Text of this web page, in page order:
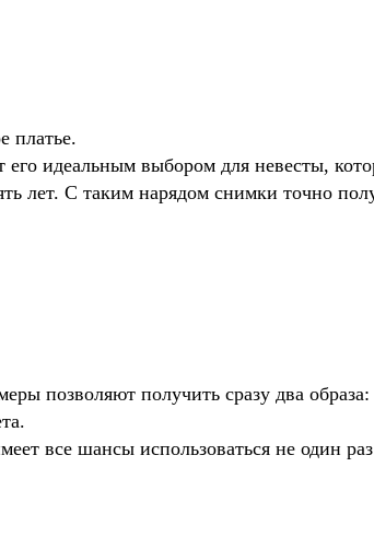
платье.
идеальным выбором для невесты,
лет. С таким нарядом снимки точно
позволяют получить сразу два образа:
все шансы использоваться не один